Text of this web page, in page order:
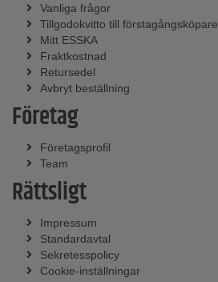
Vanliga frågor
Tillgodokvitto till förstagångsköpare
Mitt ESSKA
Fraktkostnad
Retursedel
Avbryt beställning
Företag
Företagsprofil
Team
Rättsligt
Impressum
Standardavtal
Sekretesspolicy
Cookie-inställningar